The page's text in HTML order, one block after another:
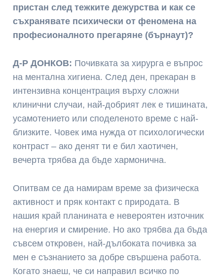
пристан след тежките дежурства и как се
съхранявате психически от феномена на
професионалното прегаряне (бърнаут)?
Д-Р ДОНКОВ: Почивката за хирурга е въпрос
на ментална хигиена. След ден, прекаран в
интензивна концентрация върху сложни
клинични случаи, най-добрият лек е тишината,
усамотението или споделеното време с най-
близките. Човек има нужда от психологически
контраст – ако денят ти е бил хаотичен,
вечерта трябва да бъде хармонична.
Опитвам се да намирам време за физическа
активност и пряк контакт с природата. В
нашия край планината е невероятен източник
на енергия и смирение. Но ако трябва да бъда
съвсем откровен, най-дълбоката почивка за
мен е съзнанието за добре свършена работа.
Когато знаеш, че си направил всичко по